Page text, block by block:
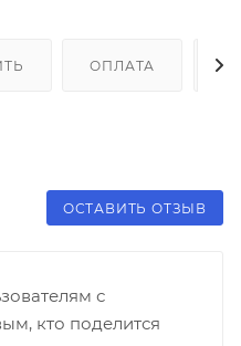
ОПЛАТА
ОСТАВИТЬ ОТЗЫВ
с
кто поделится